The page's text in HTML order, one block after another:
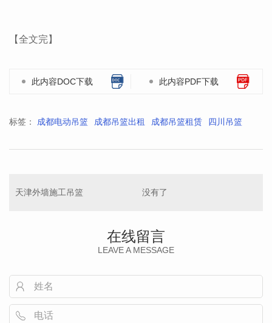
【全文完】
此内容DOC下载 此内容PDF下载
标签： 成都电动吊篮 成都吊篮出租 成都吊篮租赁 四川吊篮
天津外墙施工吊篮 没有了
在线留言
LEAVE A MESSAGE